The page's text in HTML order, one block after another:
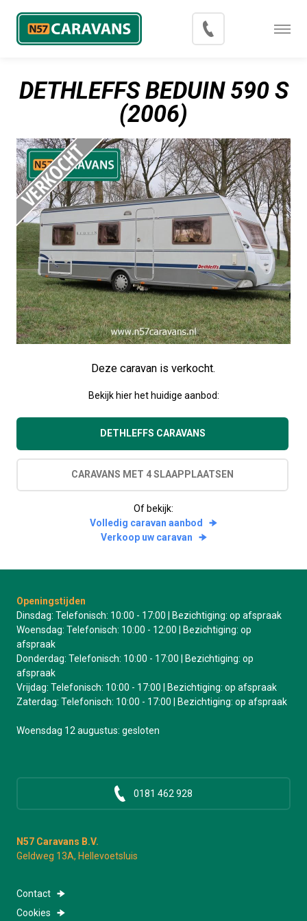
DETHLEFFS BEDUIN 590 S
(2006)
Deze caravan is verkocht.
Bekijk hier het huidige aanbod:
DETHLEFFS CARAVANS
CARAVANS MET 4 SLAAPPLAATSEN
Of bekijk:
Volledig caravan aanbod
Verkoop uw caravan
Openingstijden
Dinsdag: Telefonisch: 10:00 - 17:00 | Bezichtiging: op afspraak
Woensdag: Telefonisch: 10:00 - 12:00 | Bezichtiging: op
afspraak
Donderdag: Telefonisch: 10:00 - 17:00 | Bezichtiging: op
afspraak
Vrijdag: Telefonisch: 10:00 - 17:00 | Bezichtiging: op afspraak
Zaterdag: Telefonisch: 10:00 - 17:00 | Bezichtiging: op afspraak
Woensdag 12 augustus: gesloten
0181 462 928
N57 Caravans B.V.
Geldweg 13A, Hellevoetsluis
Contact
Cookies
Menu
Inkoop
Export
Contact
Over N57 Caravans